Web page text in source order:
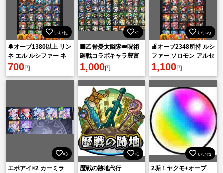
いいね
🔔オーブ1380以上 リン
ネ エル ルシファー ネ
オ マサムネ所持🔔
700円
×1
🟦乙骨憂太艦隊👑呪術
廻戦コラボキャラ豊富
アカウント✨
1,000円
いいね
🍎オーブ2348所持 ルシ
ファー ソロモン アルセ
ーヌ ネオ ヤクモ🍎
1,100円
×3
エボアイ×2 カーミラ
×1
歴戦の跡地代行
いいね
2垢！ヤクモ+オーブ